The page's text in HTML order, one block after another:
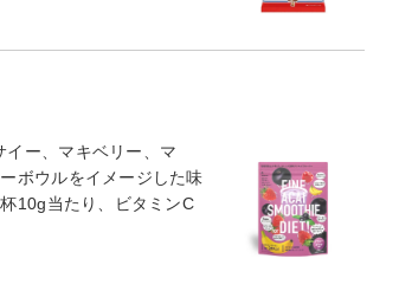
ー、マキベリー、マ
ボウルをイメージした味
10g当たり、ビタミンC